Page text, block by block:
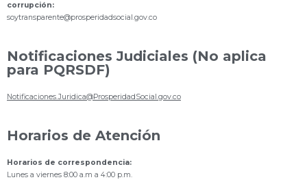
corrupción:
soytransparente@prosperidadsocial.gov.co
Notificaciones Judiciales (No aplica
para PQRSDF)
Notificaciones.Juridica@ProsperidadSocial.gov.co
Horarios de Atención
Horarios de correspondencia:
Lunes a viernes 8:00 a.m a 4:00 p.m.